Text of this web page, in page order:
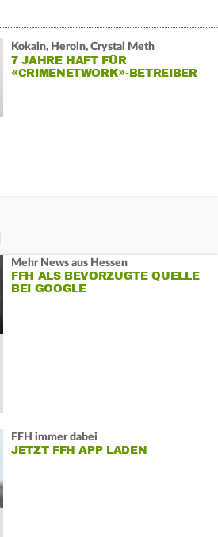
Kokain, Heroin, Crystal Meth
7 JAHRE HAFT FÜR
«CRIMENETWORK»-BETREIBER
Mehr News aus Hessen
FFH ALS BEVORZUGTE QUELLE
BEI GOOGLE
FFH immer dabei
JETZT FFH APP LADEN